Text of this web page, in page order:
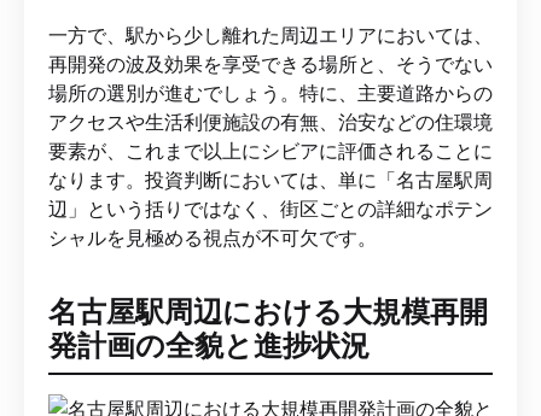
一方で、駅から少し離れた周辺エリアにおいては、
再開発の波及効果を享受できる場所と、そうでない
場所の選別が進むでしょう。特に、主要道路からの
アクセスや生活利便施設の有無、治安などの住環境
要素が、これまで以上にシビアに評価されることに
なります。投資判断においては、単に「名古屋駅周
辺」という括りではなく、街区ごとの詳細なポテン
シャルを見極める視点が不可欠です。
名古屋駅周辺における大規模再開
発計画の全貌と進捗状況